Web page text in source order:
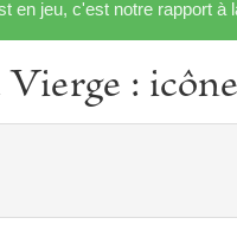
en jeu, c'est notre rapport à
: